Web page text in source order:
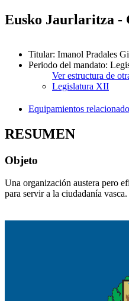
Eusko Jaurlaritza -
Titular: Imanol Pradales
Periodo del mandato:
Ver estructura de
Legislatura XII
Equipamientos
RESUMEN
Objeto
Una organización austera pero
para servir a la ciudadanía vasca.